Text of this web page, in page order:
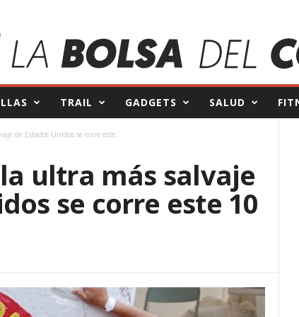
TRAIL GADGETS SALUD
de Estados Unidos se corre este...
ultra más salvaje
se corre este 10